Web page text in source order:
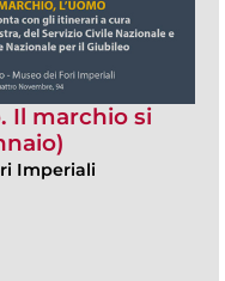
Il marchio si
Imperiali